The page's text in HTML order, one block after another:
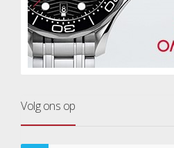
Volg ons op